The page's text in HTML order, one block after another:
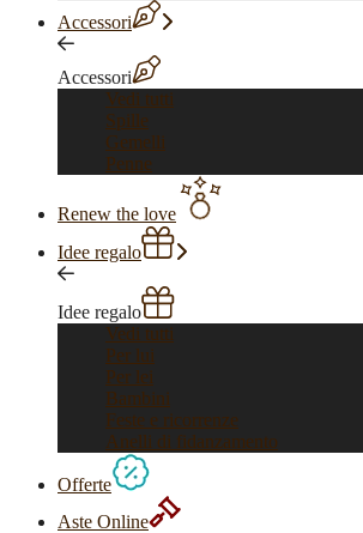
Accessori
Accessori
Vedi tutti
Spille
Gemelli
Penne
Renew the love
Idee regalo
Idee regalo
Vedi tutti
Per lui
Per lei
Bambini
Feste e ricorrenze
Anelli di fidanzamento
Offerte
Aste Online